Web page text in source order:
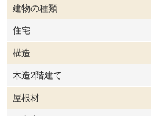
建物の種類
住宅
構造
木造2階建て
屋根材